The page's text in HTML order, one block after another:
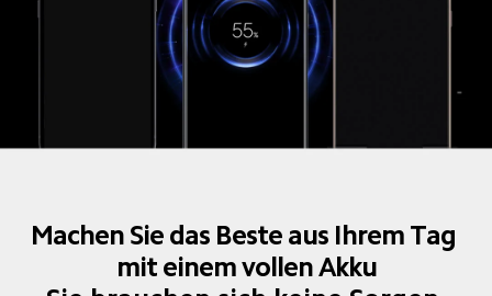
Machen Sie das Beste aus Ihrem Tag
mit einem vollen Akku